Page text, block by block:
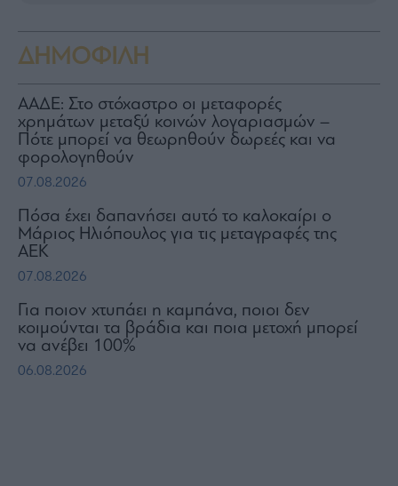
ΔΗΜΟΦΙΛΗ
ΑΑΔΕ: Στο στόχαστρο οι μεταφορές
χρημάτων μεταξύ κοινών λογαριασμών –
Πότε μπορεί να θεωρηθούν δωρεές και να
φορολογηθούν
07.08.2026
Πόσα έχει δαπανήσει αυτό το καλοκαίρι ο
Μάριος Ηλιόπουλος για τις μεταγραφές της
ΑΕΚ
07.08.2026
Για ποιον χτυπάει η καμπάνα, ποιοι δεν
κοιμούνται τα βράδια και ποια μετοχή μπορεί
να ανέβει 100%
06.08.2026